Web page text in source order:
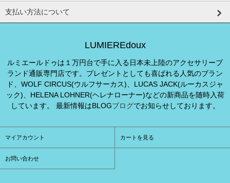
支払い方法について
LUMIEREdoux
ルミエールドゥは１万円台で手に入る日本未上陸のアクセサリーブ
ランド通販専門店です。プレゼントとしても喜ばれる人気のブラン
ド、WOLF CIRCUS(ウルフサーカス)、LUCAS JACK(ルーカスジャ
ック)、HELENA LOHNER(ヘレナローナー)などの新商品を随時入荷
しています。 最新情報はBLOGブログでお知らせしております。
マイアカウント カートを見る
お問い合わせ